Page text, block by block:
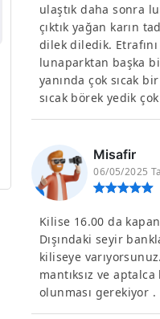
ulaştık daha sonra
çıktık yağan karın
dilek diledik.
lunaparktan başka
yanında çok sıcak
sıcak börek yedik
Misafir
06/05/2025
Kilise 16.00 da
Dışındaki seyir
kiliseye
mantıksız ve
olunması gerekiyor .